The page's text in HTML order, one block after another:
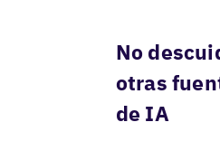
No
otras
de IA